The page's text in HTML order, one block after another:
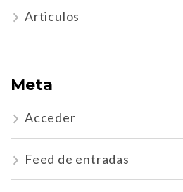
Articulos
Meta
Acceder
Feed de entradas